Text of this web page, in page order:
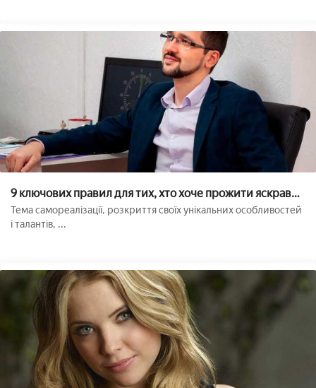
9 ключових правил для тих, хто хоче прожити яскраве і
наповнене життя
Тема самореалізації, розкриття своїх унікальних особливостей
і талантів, ...